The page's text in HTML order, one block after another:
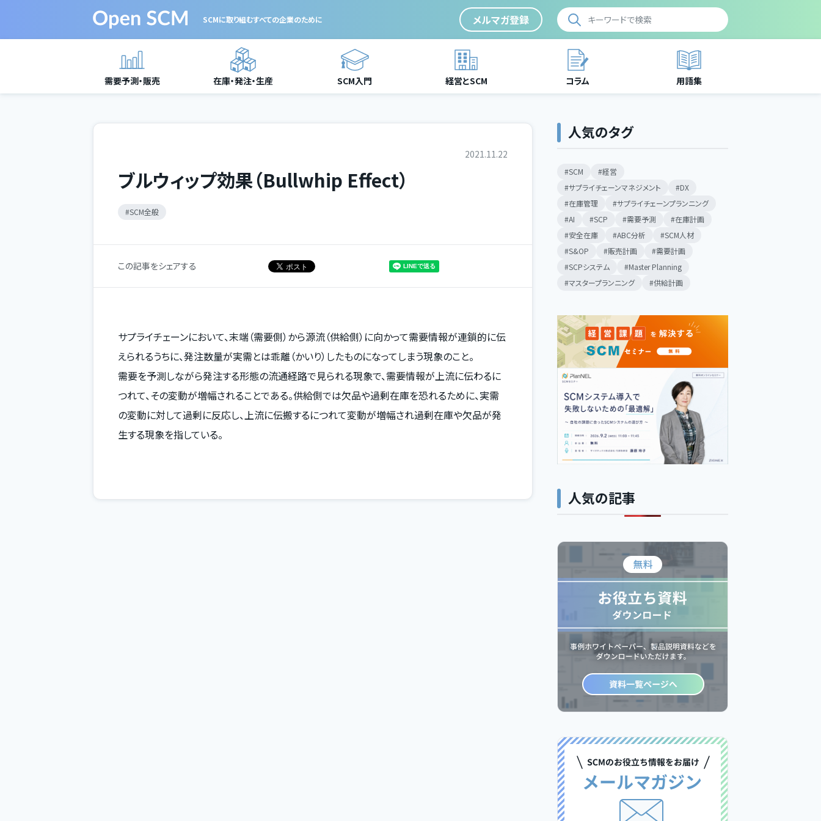
SCMに取り組むすべての企業のために メルマガ登録
需要予測・販売 在庫・発注・生産 SCM入門 経営とSCM コラム 用語集
2021.11.22
ブルウィップ効果（Bullwhip Effect）
SCM全般
この記事をシェアする
サプライチェーンにおいて、末端（需要側）から源流（供給側）に向かって需要情報が連鎖的に伝
えられるうちに、発注数量が実需とは乖離（かいり）したものになってしまう現象のこと。
需要を予測しながら発注する形態の流通経路で見られる現象で、需要情報が上流に伝わるに
つれて、その変動が増幅されることである。供給側では欠品や過剰在庫を恐れるために、実需
の変動に対して過剰に反応し、上流に伝搬するにつれて変動が増幅され過剰在庫や欠品が発
生する現象を指している。
人気のタグ
SCM
経営
サプライチェーンマネジメント
DX
在庫管理
サプライチェーンプランニング
AI
SCP 需要予測
在庫計画
安全在庫
ABC分析
SCM人材
S&OP
販売計画
需要計画
SCPシステム
Master Planning
マスタープランニング
供給計画
人気の記事